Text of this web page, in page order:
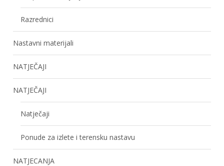
Razrednici
Nastavni materijali
NATJEČAJI
NATJEČAJI
Natječaji
Ponude za izlete i terensku nastavu
NATJECANJA